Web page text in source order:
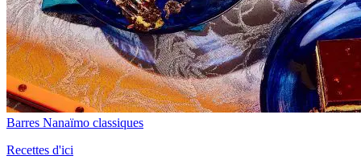
Barres Nanaïmo classiques
Recettes d'ici